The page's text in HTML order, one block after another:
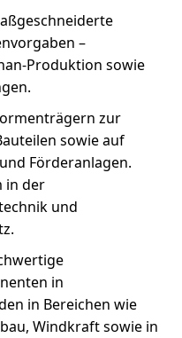
–
Produktion sowie
zur
sowie auf
Förderanlagen.
in der
und
in
in Bereichen wie
Windkraft sowie in